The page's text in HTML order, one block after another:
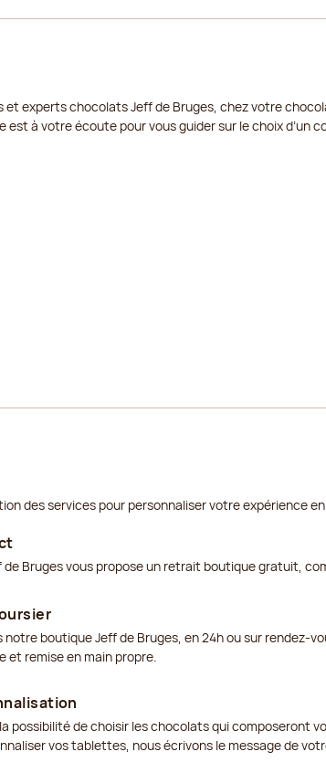
21/08/
experts chocolats Jeff de Bruges, chez votre
est à votre écoute pour vous guider sur le choix d’un
des services pour personnaliser votre expérience
Bruges vous propose un retrait boutique gratuit,
notre boutique Jeff de Bruges, en 24h ou sur rendez-
et remise en main propre.
possibilité de choisir les chocolats qui composeront
vos tablettes, nous écrivons le message de